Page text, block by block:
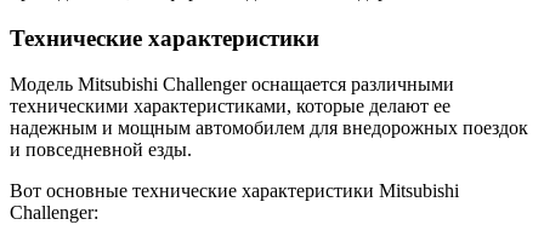
Технические характеристики
Модель Mitsubishi Challenger оснащается различными
техническими характеристиками, которые делают ее
надежным и мощным автомобилем для внедорожных поездок
и повседневной езды.
Вот основные технические характеристики Mitsubishi
Challenger: